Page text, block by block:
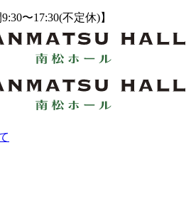
〜17:30(不定休)】